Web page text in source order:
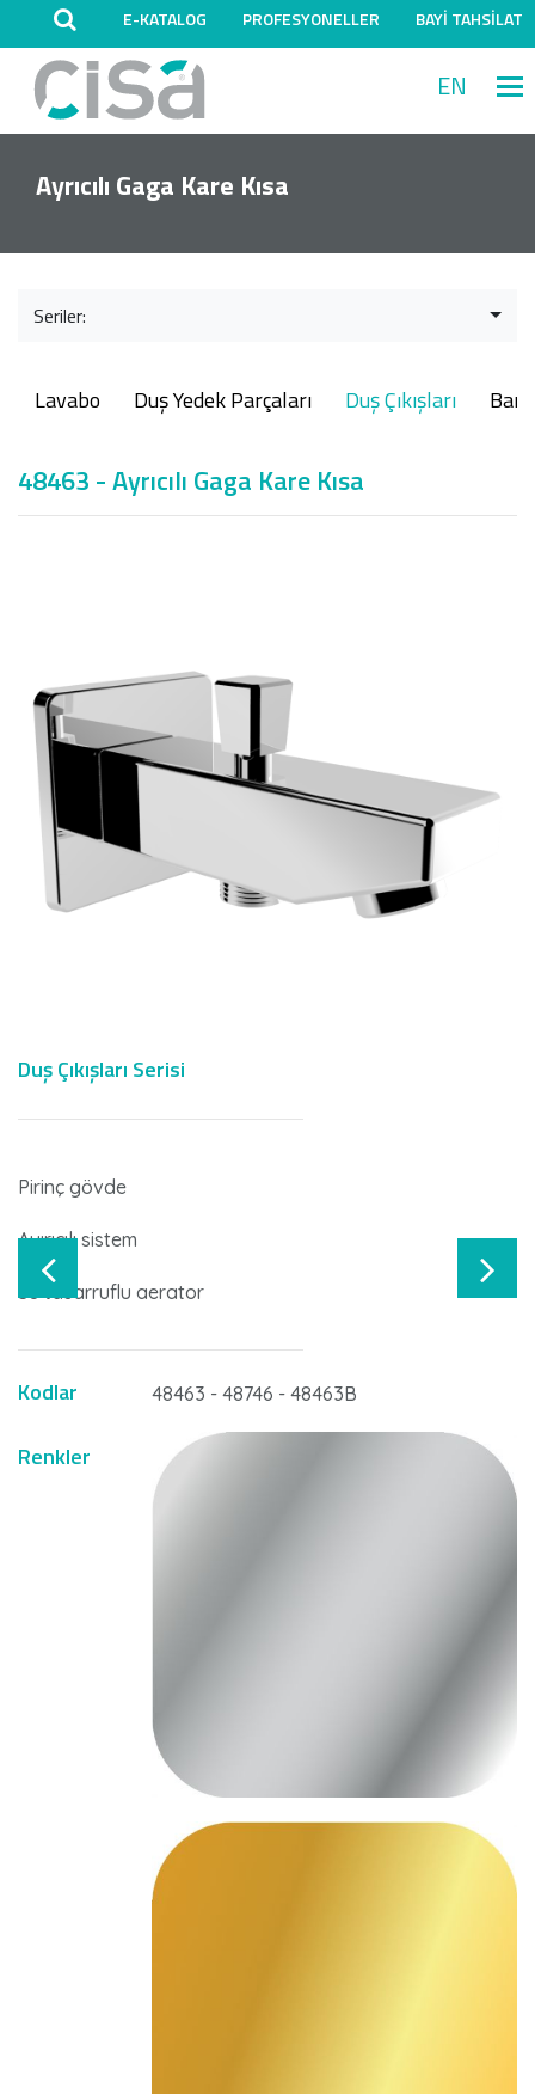
E-KATALOG PROFESYONELLER BAYİ TAHSİLAT
EN
Ayrıcılı Gaga Kare Kısa
Seriler:
Lavabo Duş Yedek Parçaları Duş Çıkışları
48463 - Ayrıcılı Gaga Kare Kısa
Duş Çıkışları Serisi
Pirinç gövde
Ayırıcılı sistem
Su tasarruflu aerator
Kodlar 48463 - 48746 - 48463B
Renkler